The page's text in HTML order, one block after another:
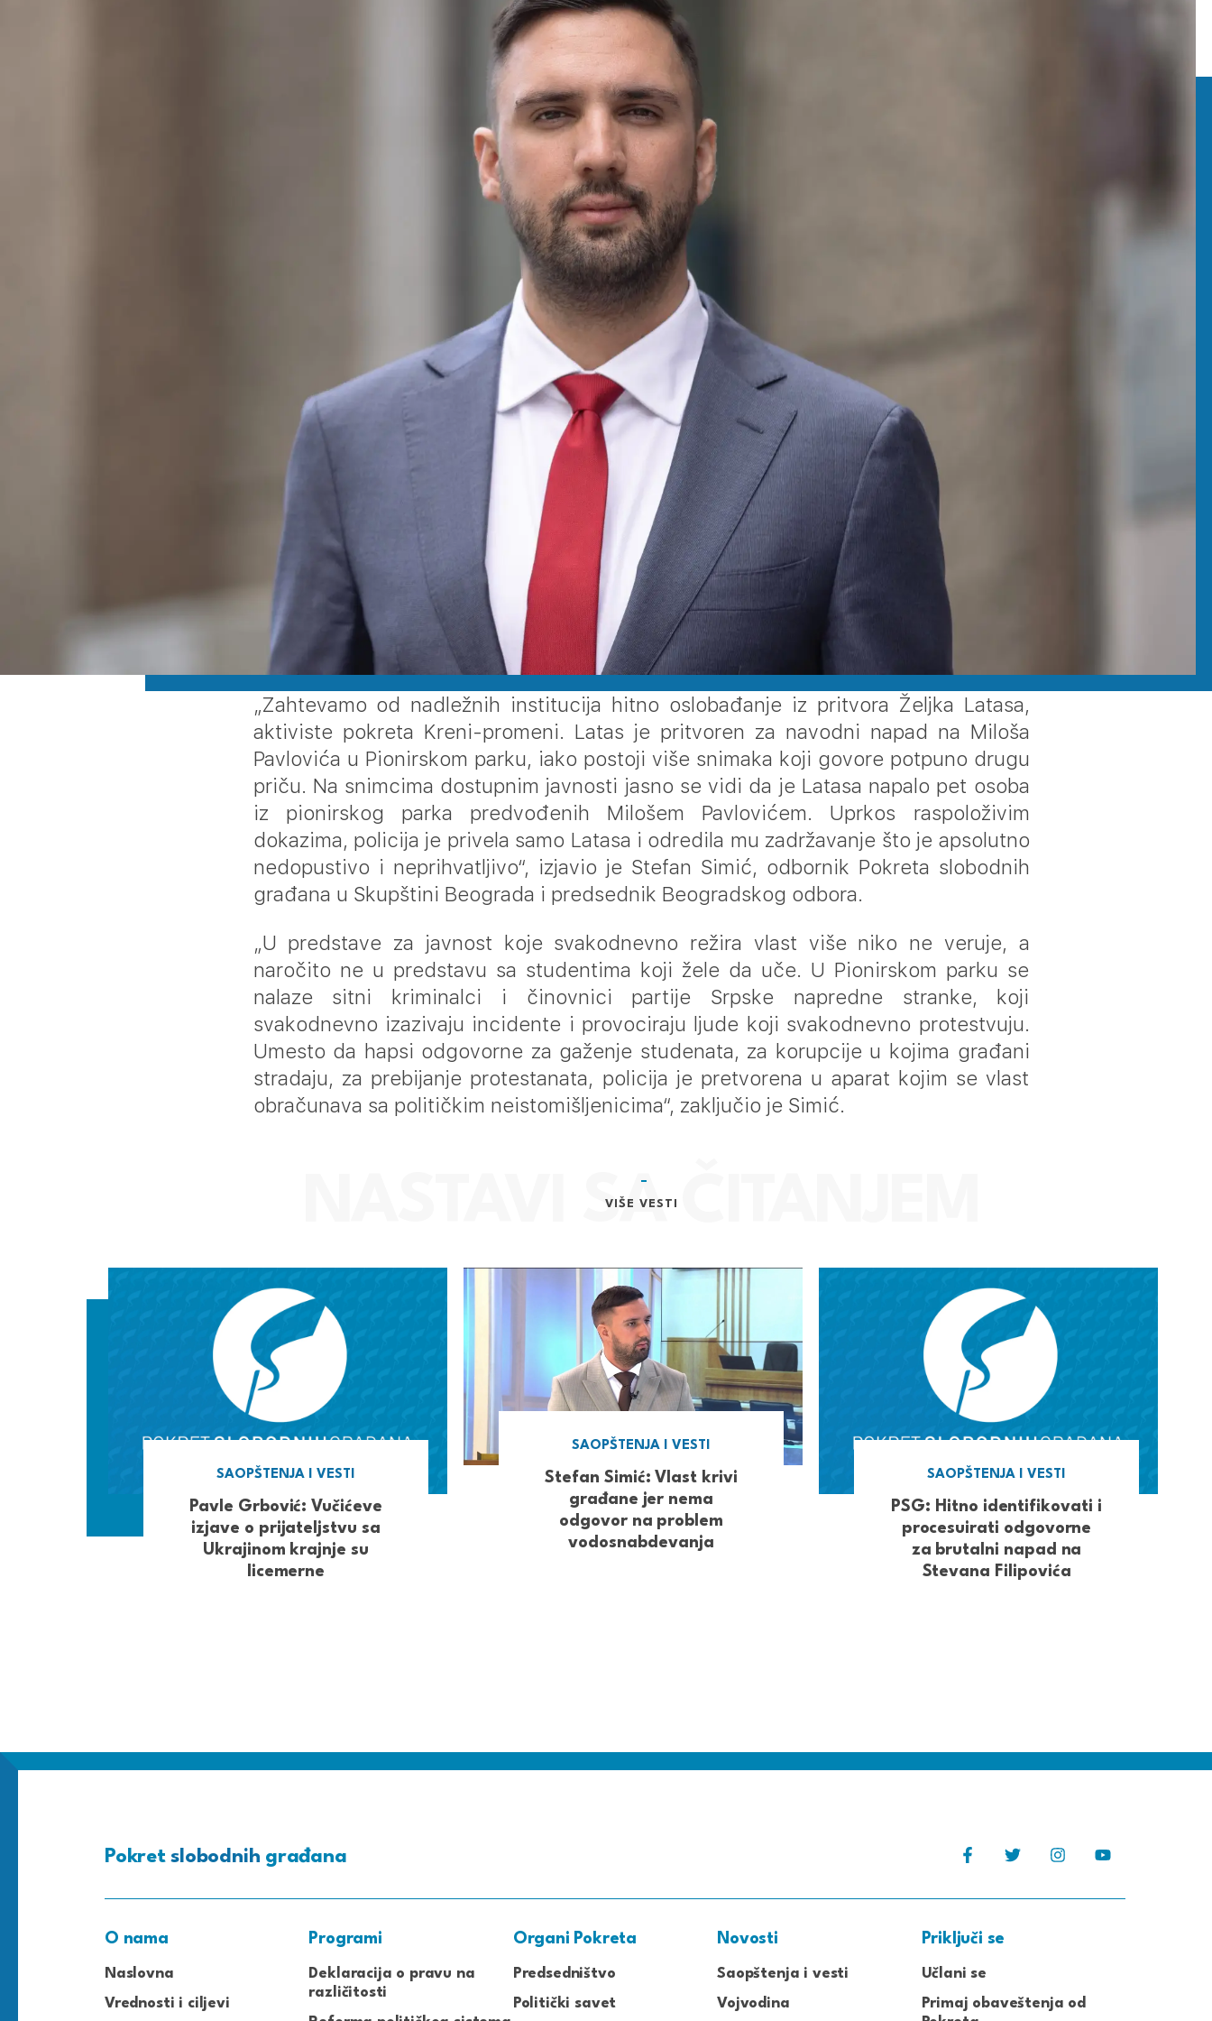
„Zahtevamo od nadležnih institucija hitno oslobađanje iz pritvora Željka Latasa,
aktiviste pokreta Kreni-promeni. Latas je pritvoren za navodni napad na Miloša
Pavlovića u Pionirskom parku, iako postoji više snimaka koji govore potpuno drugu
priču. Na snimcima dostupnim javnosti jasno se vidi da je Latasa napalo pet osoba
iz pionirskog parka predvođenih Milošem Pavlovićem. Uprkos raspoloživim
dokazima, policija je privela samo Latasa i odredila mu zadržavanje što je apsolutno
nedopustivo i neprihvatljivo“, izjavio je Stefan Simić, odbornik Pokreta slobodnih
građana u Skupštini Beograda i predsednik Beogradskog odbora.
„U predstave za javnost koje svakodnevno režira vlast više niko ne veruje, a
naročito ne u predstavu sa studentima koji žele da uče. U Pionirskom parku se
nalaze sitni kriminalci i činovnici partije Srpske napredne stranke, koji
svakodnevno izazivaju incidente i provociraju ljude koji svakodnevno protestvuju.
Umesto da hapsi odgovorne za gaženje studenata, za korupcije u kojima građani
stradaju, za prebijanje protestanata, policija je pretvorena u aparat kojim se vlast
obračunava sa političkim neistomišljenicima“, zaključio je Simić.
VIŠE VESTI
SAOPŠTENJA I VESTI
Pavle Grbović: Vučićeve
izjave o prijateljstvu sa
Ukrajinom krajnje su
licemerne
SAOPŠTENJA I VESTI
Stefan Simić: Vlast krivi
građane jer nema
odgovor na problem
vodosnabdevanja
SAOPŠTENJA I VESTI
PSG: Hitno identifikovati i
procesuirati odgovorne
za brutalni napad na
Stevana Filipovića
Pokretslobodnih građana
O nama
Naslovna
Vrednosti i ciljevi
Programi
Deklaracija o pravu na
različitosti
Organi Pokreta
Predsedništvo
Politički savet
Novosti
Saopštenja i vesti
Vojvodina
Priključi se
Učlani se
Primaj obaveštenja od